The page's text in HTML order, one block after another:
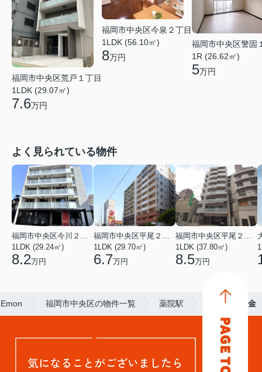
福岡市中央区荒戸１丁目
1LDK (29.07㎡)
7.6万円
福岡市中央区今泉２丁目
1LDK (56.10㎡)
8万円
福岡市中央区警固
1R (26.62㎡)
5万円
よく見られている物件
1LDK (29.24㎡)
8.2万円
1LDK (29.70㎡)
6.7万円
1LDK (37.80㎡)
8.5万円
Emon 福岡市中央区の物件一覧 薬院駅 ハイネス白金
気になることがございましたら